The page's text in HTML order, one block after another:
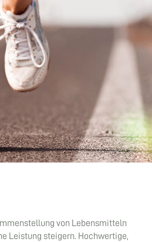
von Lebensmitteln
Leistung steigern. Hochwertige,